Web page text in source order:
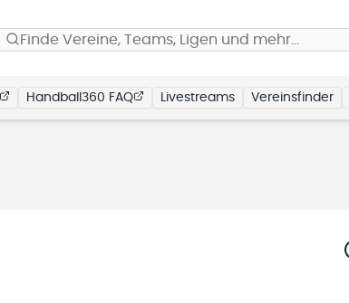
Finde Vereine, Teams, Ligen und mehr…
Handball360 FAQ Livestreams Vereinsfinder